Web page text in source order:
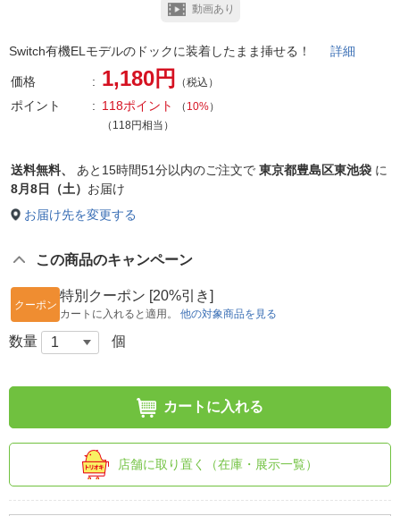
動画あり
Switch有機ELモデルのドックに装着したまま挿せる！ 詳細
価格 1,180円 （税込）
ポイント 118ポイント （ 10%）
（118円相当）
送料無料、 あと 15時間51分以内のご注文で 東京都豊島区東池袋 に
8月8日（土） お届け
お届け先を変更する
この商品のキャンペーン
クーポン
特別クーポン [20%引き]
カートに入れると適用。 他の対象商品を見る
数量 個
カートに入れる
店舗に取り置く（在庫・展示一覧）